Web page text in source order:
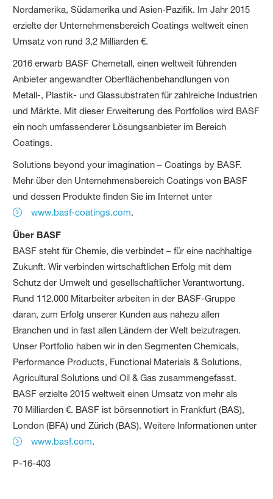
Nordamerika, Südamerika und Asien-Pazifik. Im Jahr 2015
erzielte der Unternehmensbereich Coatings weltweit einen
Umsatz von rund 3,2 Milliarden €.
2016 erwarb BASF Chemetall, einen weltweit führenden
Anbieter angewandter Oberflächenbehandlungen von
Metall-, Plastik- und Glassubstraten für zahlreiche Industrien
und Märkte. Mit dieser Erweiterung des Portfolios wird BASF
ein noch umfassenderer Lösungsanbieter im Bereich
Coatings.
Solutions beyond your imagination – Coatings by BASF.
Mehr über den Unternehmensbereich Coatings von BASF
und dessen Produkte finden Sie im Internet unter
www.basf-coatings.com.
Über BASF
BASF steht für Chemie, die verbindet – für eine nachhaltige
Zukunft. Wir verbinden wirtschaftlichen Erfolg mit dem
Schutz der Umwelt und gesellschaftlicher Verantwortung.
Rund 112.000 Mitarbeiter arbeiten in der BASF-Gruppe
daran, zum Erfolg unserer Kunden aus nahezu allen
Branchen und in fast allen Ländern der Welt beizutragen.
Unser Portfolio haben wir in den Segmenten Chemicals,
Performance Products, Functional Materials & Solutions,
Agricultural Solutions und Oil & Gas zusammengefasst.
BASF erzielte 2015 weltweit einen Umsatz von mehr als
70 Milliarden €. BASF ist börsennotiert in Frankfurt (BAS),
London (BFA) und Zürich (BAS). Weitere Informationen unter
www.basf.com.
P-16-403